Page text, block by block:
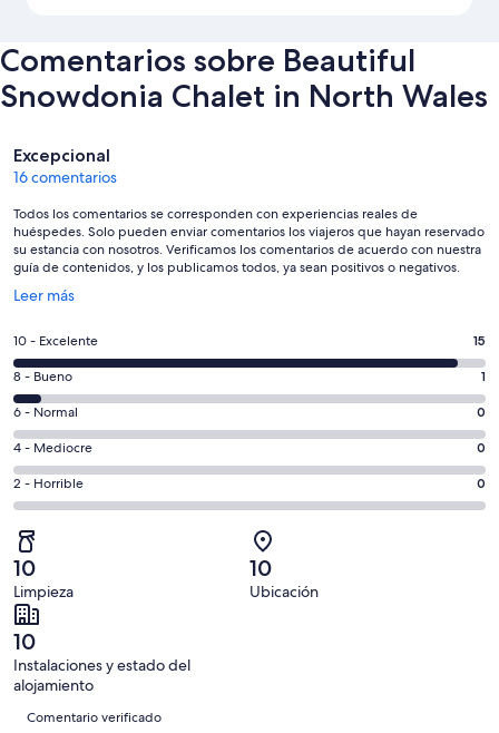
Comentarios sobre Beautiful
Snowdonia Chalet in North Wales
Comentarios
Excepcional
16 comentarios
Todos los comentarios se corresponden con experiencias reales de
huéspedes. Solo pueden enviar comentarios los viajeros que hayan reservado
su estancia con nosotros. Verificamos los comentarios de acuerdo con nuestra
guía de contenidos, y los publicamos todos, ya sean positivos o negativos.
Leer más
Se
en
una
ventana
nueva
15
comentarios
de
un
total
de
16
con
una
puntuación
de
10
-
Excelente
10 - Excelente 15
1
comentarios
de
un
total
de
con
una
puntuación
de
8
-
Bueno
8 - Bueno 1
0
comentarios
de
un
total
de
16
con
una
puntuación
de
6
-
Normal
6 - Normal 0
0
comentarios
de
total
de
16
con
una
puntuación
de
4 - Mediocre 0
0
comentarios
de
un
total
de
16
con
una
puntuación
de
2 - Horrible 0
10
Limpieza
10
Ubicación
10
Instalaciones y estado del
alojamiento
Comentarios
Comentario verificado